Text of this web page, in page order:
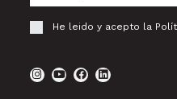
He leido y acepto la